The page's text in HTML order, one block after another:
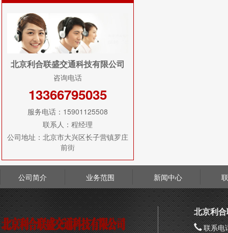
北京利合联盛交通科技有限公司
咨询电话
13366795035
服务电话：15901125508
联系人：程经理
公司地址：北京市大兴区长子营镇罗庄
前街
公司简介 业务范围 新闻中心
北京利
联系电